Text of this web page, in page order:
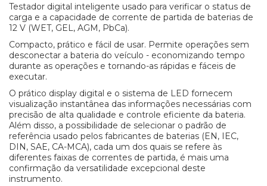
Testador digital inteligente usado para verificar o status de
carga e a capacidade de corrente de partida de baterias de
12 V (WET, GEL, AGM, PbCa).
Compacto, prático e fácil de usar. Permite operações sem
desconectar a bateria do veículo - economizando tempo
durante as operações e tornando-as rápidas e fáceis de
executar.
O prático display digital e o sistema de LED fornecem
visualização instantânea das informações necessárias com
precisão de alta qualidade e controle eficiente da bateria.
Além disso, a possibilidade de selecionar o padrão de
referência usado pelos fabricantes de baterias (EN, IEC,
DIN, SAE, CA-MCA), cada um dos quais se refere às
diferentes faixas de correntes de partida, é mais uma
confirmação da versatilidade excepcional deste
instrumento.